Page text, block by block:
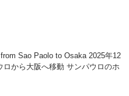
Sao Paolo to Osaka 2025年12
ロから大阪へ移動 サンパウロのホ